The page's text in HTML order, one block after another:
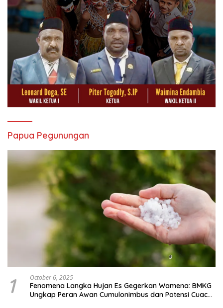
Papua Pegunungan
1 October 6, 2025
Fenomena Langka Hujan Es Gegerkan Wamena: BMKG
Ungkap Peran Awan Cumulonimbus dan Potensi Cuaca